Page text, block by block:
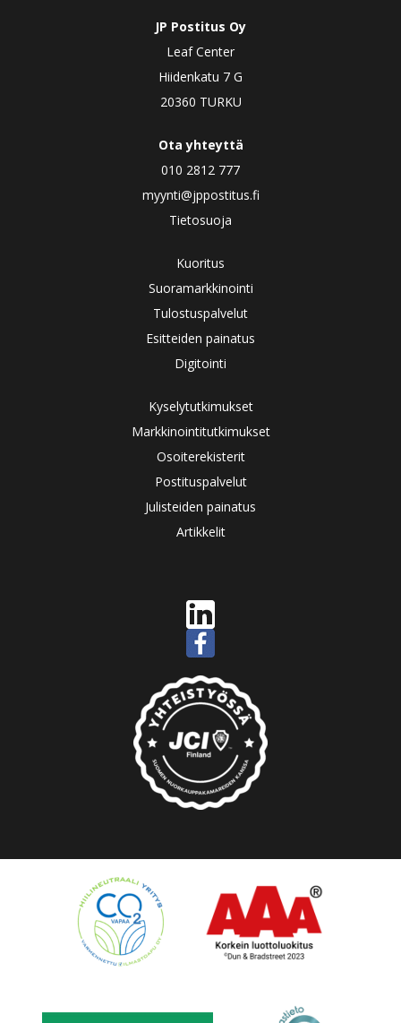
JP Postitus Oy
Leaf Center
Hiidenkatu 7 G
20360 TURKU
Ota yhteyttä
010 2812 777
myynti@jppostitus.fi
Tietosuoja
Kuoritus
Suoramarkkinointi
Tulostuspalvelut
Esitteiden painatus
Digitointi
Kyselytutkimukset
Markkinointitutkimukset
Osoiterekisterit
Postituspalvelut
Julisteiden painatus
Artikkelit